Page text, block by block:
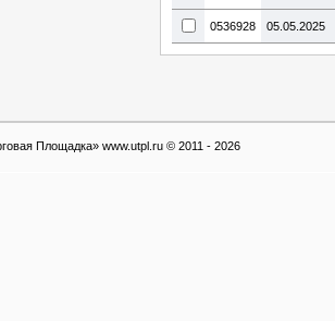
0536928 05.05.2025
Площадка» www.utpl.ru © 2011 - 2026